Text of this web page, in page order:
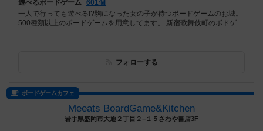
遊べるボードゲーム 601個
一人で行っても遊べる!?駒になった女の子が待つボードゲームのお城。
500種類以上のボードゲームを用意してます。 新宿歌舞伎町のボドゲ...
フォローする
ボードゲームカフェ
Meeats BoardGame&Kitchen
岩手県盛岡市大通２丁目２−１５さわや書店3F